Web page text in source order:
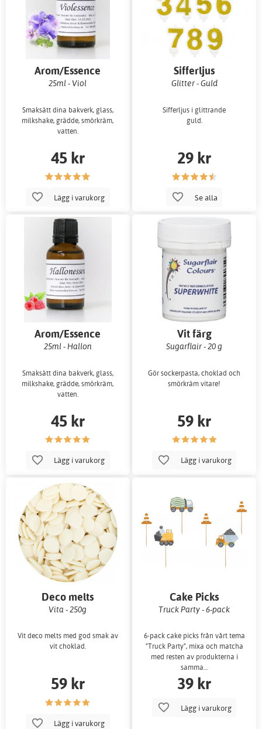
Arom/Essence
25ml - Viol
Smaksätt dina bakverk, glass,
milkshake, grädde, smörkräm,
vatten.
45 kr
Lägg i varukorg
Sifferljus
Glitter - Guld
Sifferljus i glittrande
guld.
29 kr
Se alla
Arom/Essence
25ml - Hallon
Smaksätt dina bakverk, glass,
milkshake, grädde, smörkräm,
vatten.
45 kr
Lägg i varukorg
Vit färg
Sugarflair - 20 g
Gör sockerpasta, choklad och
smörkräm vitare!
59 kr
Lägg i varukorg
Deco melts
Vita - 250g
Vit deco melts med god smak av
vit choklad.
59 kr
Lägg i varukorg
Cake Picks
Truck Party - 6-pack
6-pack cake picks från vårt tema
"Truck Party", mixa och matcha
med resten av produkterna i
samma…
39 kr
Lägg i varukorg